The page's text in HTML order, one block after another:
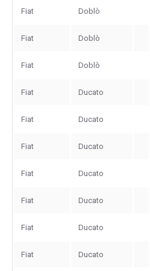
Fiat Doblò
Fiat Doblò
Fiat Doblò
Fiat Ducato
Fiat Ducato
Fiat Ducato
Fiat Ducato
Fiat Ducato
Fiat Ducato
Fiat Ducato